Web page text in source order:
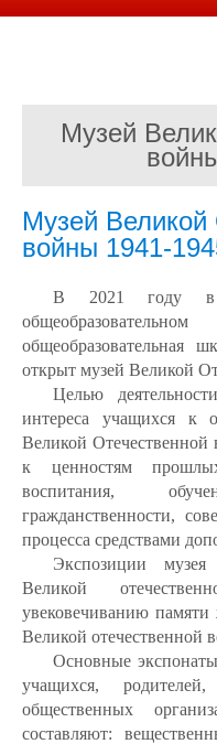
Музей
Музей Великой
войны 1941-
В 2021 году в
открыт музей Великой
Целью
интереса учащихся к
Великой
к ценностям
воспитания,
гражданственности,
процесса средствами
Экспозиции
Великой
увековечиванию
Великой отечественной
Основные
учащихся,
общественных
составляют: